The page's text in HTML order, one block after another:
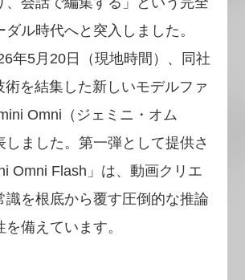
ル時代へと突入しました。
年5月20日（現地時間）、同社
術を結集した新しいモデルファ
Omni（ジェミニ・オム
しました。第一弾として提供さ
Omni Flash」は、動画クリエ
識を根底から覆す圧倒的な推論
備えています。